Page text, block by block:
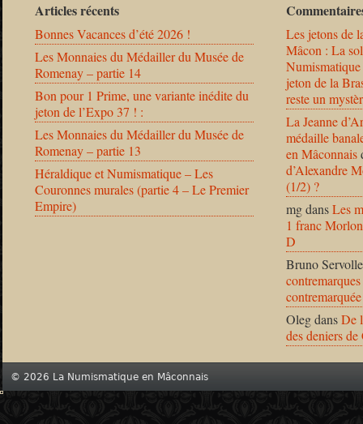
Articles récents
Bonnes Vacances d’été 2026 !
Les Monnaies du Médailler du Musée de
Romenay – partie 14
Bon pour 1 Prime, une variante inédite du
jeton de l’Expo 37 ! :
Les Monnaies du Médailler du Musée de
Romenay – partie 13
Héraldique et Numismatique – Les
Couronnes murales (partie 4 – Le Premier
Empire)
Les jetons de
Mâcon : La
jeton de la
reste un
La Jeanne
médaille
en Mâconnais
d’Alexandre
(1/2) ?
mgdansLes
1 franc
D
Bruno Servolle
OlegdansDe
des deniers
© 2026 La Numismatique en Mâconnais